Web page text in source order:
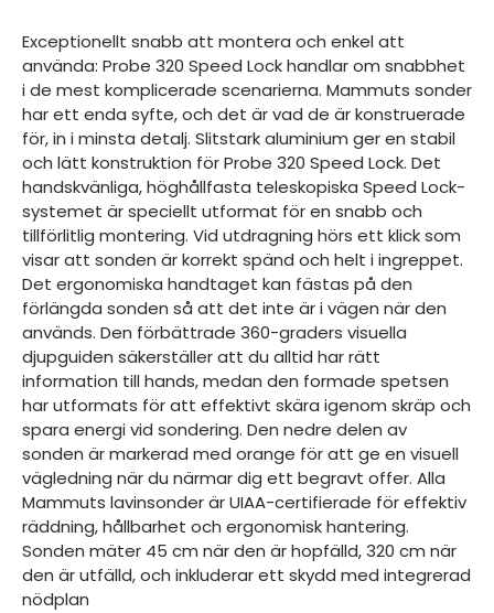
Exceptionellt snabb att montera och enkel att
använda: Probe 320 Speed Lock handlar om snabbhet
i de mest komplicerade scenarierna. Mammuts sonder
har ett enda syfte, och det är vad de är konstruerade
för, in i minsta detalj. Slitstark aluminium ger en stabil
och lätt konstruktion för Probe 320 Speed Lock. Det
handskvänliga, höghållfasta teleskopiska Speed Lock-
systemet är speciellt utformat för en snabb och
tillförlitlig montering. Vid utdragning hörs ett klick som
visar att sonden är korrekt spänd och helt i ingreppet.
Det ergonomiska handtaget kan fästas på den
förlängda sonden så att det inte är i vägen när den
används. Den förbättrade 360-graders visuella
djupguiden säkerställer att du alltid har rätt
information till hands, medan den formade spetsen
har utformats för att effektivt skära igenom skräp och
spara energi vid sondering. Den nedre delen av
sonden är markerad med orange för att ge en visuell
vägledning när du närmar dig ett begravt offer. Alla
Mammuts lavinsonder är UIAA-certifierade för effektiv
räddning, hållbarhet och ergonomisk hantering.
Sonden mäter 45 cm när den är hopfälld, 320 cm när
den är utfälld, och inkluderar ett skydd med integrerad
nödplan